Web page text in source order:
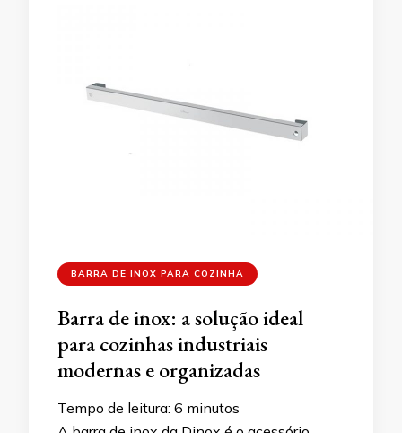
BARRA DE INOX PARA COZINHA
Barra de inox: a solução ideal
para cozinhas industriais
modernas e organizadas
Tempo de leitura: 6 minutos